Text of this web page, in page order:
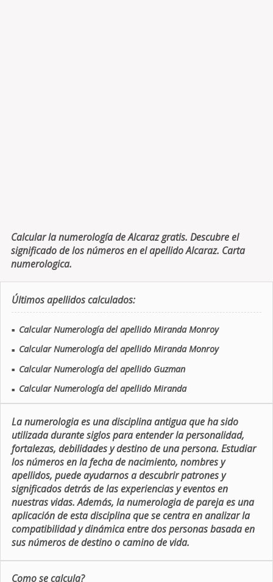
Calcular la numerología de Alcaraz gratis. Descubre el
significado de los números en el apellido Alcaraz. Carta
numerologica.
Últimos apellidos calculados:
■ Calcular Numerología del apellido Miranda Monroy
■ Calcular Numerología del apellido Miranda Monroy
■ Calcular Numerología del apellido Guzman
■ Calcular Numerología del apellido Miranda
La numerologia es una disciplina antigua que ha sido
utilizada durante siglos para entender la personalidad,
fortalezas, debilidades y destino de una persona. Estudiar
los números en la fecha de nacimiento, nombres y
apellidos, puede ayudarnos a descubrir patrones y
significados detrás de las experiencias y eventos en
nuestras vidas. Además, la numerologia de pareja es una
aplicación de esta disciplina que se centra en analizar la
compatibilidad y dinámica entre dos personas basada en
sus números de destino o camino de vida.
Como se calcula?